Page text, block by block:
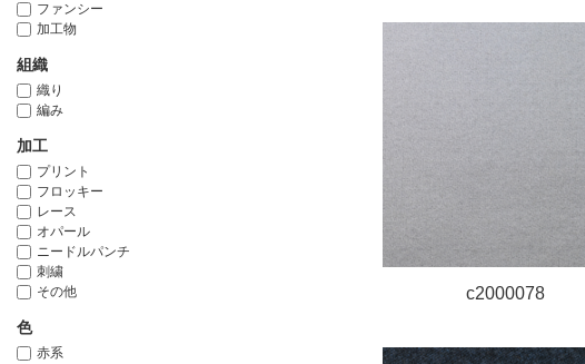
c2000078
ファンシー
加工物
組織
織り
編み
加工
プリント
フロッキー
レース
オパール
ニードルパンチ
刺繍
その他
色
赤系